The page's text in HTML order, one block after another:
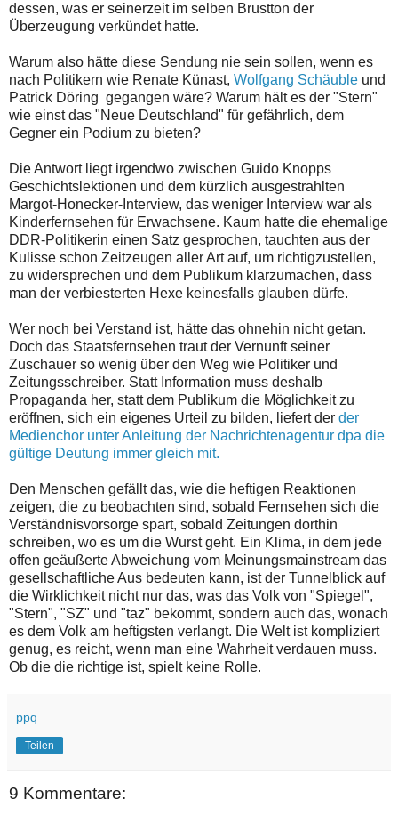
dessen, was er seinerzeit im selben Brustton der
Überzeugung verkündet hatte.
Warum also hätte diese Sendung nie sein sollen, wenn es
nach Politikern wie Renate Künast, Wolfgang Schäuble und
Patrick Döring gegangen wäre? Warum hält es der "Stern"
wie einst das "Neue Deutschland" für gefährlich, dem
Gegner ein Podium zu bieten?
Die Antwort liegt irgendwo zwischen Guido Knopps
Geschichtslektionen und dem kürzlich ausgestrahlten
Margot-Honecker-Interview, das weniger Interview war als
Kinderfernsehen für Erwachsene. Kaum hatte die ehemalige
DDR-Politikerin einen Satz gesprochen, tauchten aus der
Kulisse schon Zeitzeugen aller Art auf, um richtigzustellen,
zu widersprechen und dem Publikum klarzumachen, dass
man der verbiesterten Hexe keinesfalls glauben dürfe.
Wer noch bei Verstand ist, hätte das ohnehin nicht getan.
Doch das Staatsfernsehen traut der Vernunft seiner
Zuschauer so wenig über den Weg wie Politiker und
Zeitungsschreiber. Statt Information muss deshalb
Propaganda her, statt dem Publikum die Möglichkeit zu
eröffnen, sich ein eigenes Urteil zu bilden, liefert der der
Medienchor unter Anleitung der Nachrichtenagentur dpa die
gültige Deutung immer gleich mit.
Den Menschen gefällt das, wie die heftigen Reaktionen
zeigen, die zu beobachten sind, sobald Fernsehen sich die
Verständnisvorsorge spart, sobald Zeitungen dorthin
schreiben, wo es um die Wurst geht. Ein Klima, in dem jede
offen geäußerte Abweichung vom Meinungsmainstream das
gesellschaftliche Aus bedeuten kann, ist der Tunnelblick auf
die Wirklichkeit nicht nur das, was das Volk von "Spiegel",
"Stern", "SZ" und "taz" bekommt, sondern auch das, wonach
es dem Volk am heftigsten verlangt. Die Welt ist kompliziert
genug, es reicht, wenn man eine Wahrheit verdauen muss.
Ob die die richtige ist, spielt keine Rolle.
ppq
Teilen
9 Kommentare: